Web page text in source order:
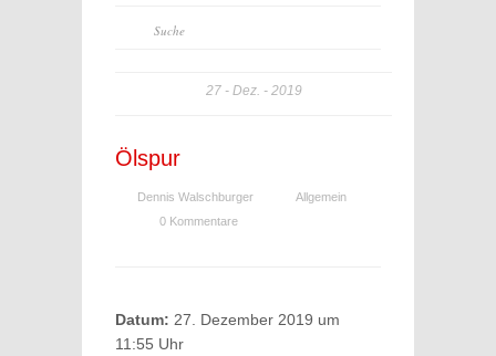
27 Dez. 2019
Ölspur
Dennis Walschburger
Allgemein
0 Kommentare
Datum: 27. Dezember 2019 um
11:55 Uhr